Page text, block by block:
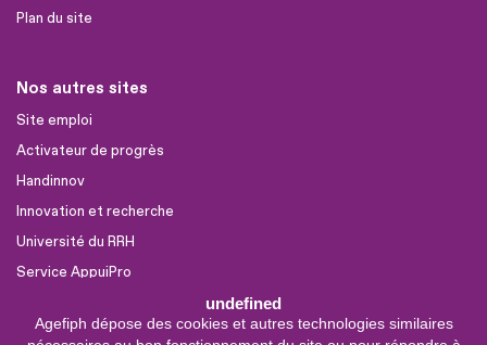
undefined
Agefiph dépose des cookies et autres technologies similaires
Plan du site
Nos autres sites
Site emploi
Activateur de progrès
Handinnov
Innovation et recherche
Université du RRH
Service AppuiPro
Nous suivre